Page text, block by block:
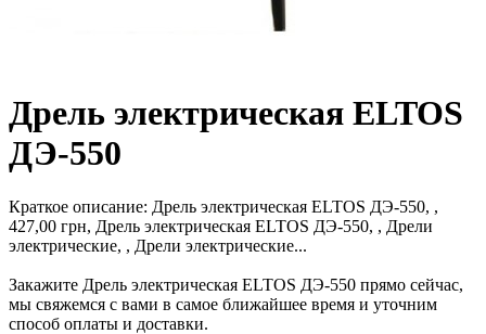
Дрель электрическая ELTOS
ДЭ-550
Краткое описание: Дрель электрическая ELTOS ДЭ-550, ,
427,00 грн, Дрель электрическая ELTOS ДЭ-550, , Дрели
электрические, , Дрели электрические...
Закажите Дрель электрическая ELTOS ДЭ-550 прямо сейчас,
мы свяжемся с вами в самое ближайшее время и уточним
способ оплаты и доставки.